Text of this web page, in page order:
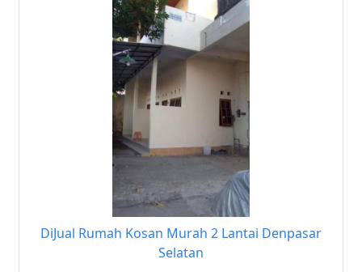
DiJual Rumah Kosan Murah 2 Lantai Denpasar
Selatan